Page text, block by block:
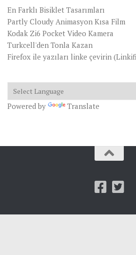
En Farklı Bisiklet Tasarımları
Partly Cloudy Animasyon Kısa Film
Kodak Zi6 Pocket Video Kamera
Turkcell'den Tonla Kazan
Firefox ile yazıları linke çevirin
Powered by Translate